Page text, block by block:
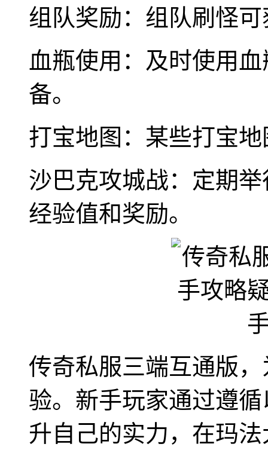
组队奖励：组队刷怪
血瓶使用：及时使用
备。
打宝地图：某些打宝
沙巴克攻城战：定期
经验值和奖励。
传奇私服三端互通版
验。新手玩家通过遵
升自己的实力，在玛